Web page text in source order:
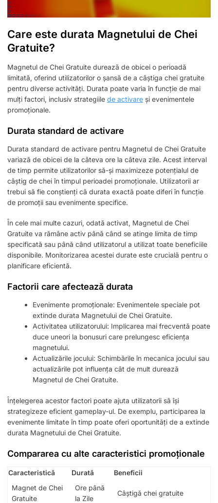
Care este durata Magnetului de Chei
Gratuite?
Magnetul de Chei Gratuite durează de obicei o perioadă
limitată, oferind utilizatorilor o șansă de a câștiga chei gratuite
pentru diverse activități. Durata poate varia în funcție de mai
mulți factori, inclusiv strategiile de activare și evenimentele
promoționale.
Durata standard de activare
Durata standard de activare pentru Magnetul de Chei Gratuite
variază de obicei de la câteva ore la câteva zile. Acest interval
de timp permite utilizatorilor să-și maximizeze potențialul de
câștig de chei în timpul perioadei promoționale. Utilizatorii ar
trebui să fie conștienți că durata exactă poate diferi în funcție
de promoții sau evenimente specifice.
În cele mai multe cazuri, odată activat, Magnetul de Chei
Gratuite va rămâne activ până când se atinge limita de timp
specificată sau până când utilizatorul a utilizat toate beneficiile
disponibile. Monitorizarea acestei durate este crucială pentru o
planificare eficientă.
Factorii care afectează durata
Evenimente promoționale: Evenimentele speciale pot
extinde durata Magnetului de Chei Gratuite.
Activitatea utilizatorului: Implicarea mai frecventă poate
duce uneori la bonusuri care prelungesc eficiența
magnetului.
Actualizările jocului: Schimbările în mecanica jocului sau
actualizările pot influența cât de mult durează
Magnetul de Chei Gratuite.
Înțelegerea acestor factori poate ajuta utilizatorii să își
strategizeze eficient gameplay-ul. De exemplu, participarea la
evenimente limitate în timp poate oferi oportunități de a extinde
durata Magnetului de Chei Gratuite.
Compararea cu alte caracteristici promoționale
Caracteristică Durată
Beneficii
Magnet de Chei
Gratuite
Ore până
la Zile
Câștigă chei gratuite